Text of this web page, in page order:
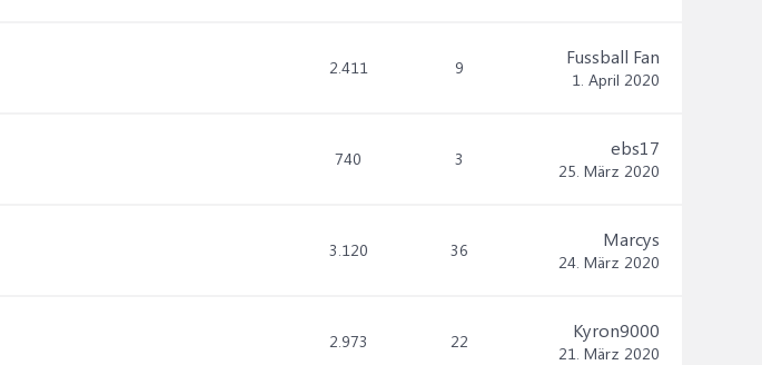
2.411 9 Fussball Fan
1. April 2020
740 3 ebs17
25. März 2020
3.120 36 Marcys
24. März 2020
2.973 22 Kyron9000
21. März 2020